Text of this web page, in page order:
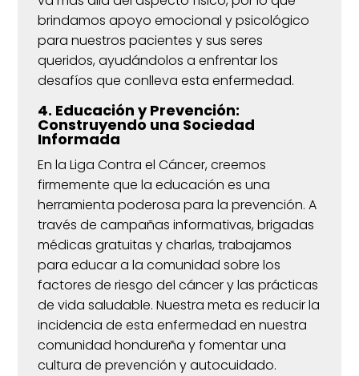
brindamos apoyo emocional y psicológico
para nuestros pacientes y sus seres
queridos, ayudándolos a enfrentar los
desafíos que conlleva esta enfermedad.
4. Educación y Prevención:
Construyendo una Sociedad
Informada
En la Liga Contra el Cáncer, creemos
firmemente que la educación es una
herramienta poderosa para la prevención. A
través de campañas informativas, brigadas
médicas gratuitas y charlas, trabajamos
para educar a la comunidad sobre los
factores de riesgo del cáncer y las prácticas
de vida saludable. Nuestra meta es reducir la
incidencia de esta enfermedad en nuestra
comunidad hondureña y fomentar una
cultura de prevención y autocuidado.